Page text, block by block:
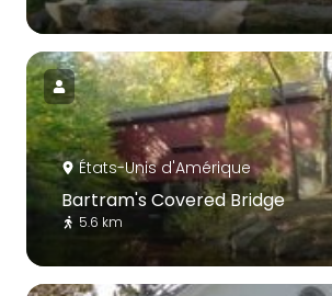
États-Unis d'Amérique
Bartram's Covered Bridge
5.6 km